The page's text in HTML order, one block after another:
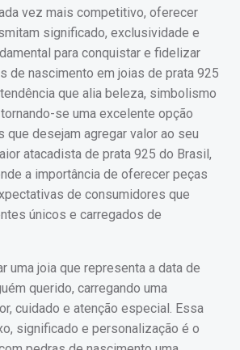
vez mais competitivo, oferecer
significado, exclusividade e
para conquistar e fidelizar
de nascimento em joias de prata 925
que alia beleza, simbolismo
se uma excelente opção
que desejam agregar valor ao seu
atacadista de prata 925 do Brasil,
a importância de oferecer peças
de consumidores que
únicos e carregados de
uma joia que representa a data de
querido, carregando uma
cuidado e atenção especial. Essa
significado e personalização é o